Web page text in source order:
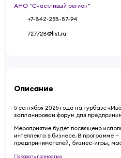
АНО "Счастливый регион"
+7-842-258-87-94
727728@list.ru
Описание
5 сентября 2025 года на турбазе
запланирован форум для
Мероприятие будет посвящено
интеллекта в бизнесе. В программе —
предпринимателей, бизнес-игры,
Показать полностью